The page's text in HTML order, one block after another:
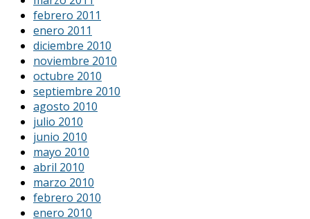
febrero 2011
enero 2011
diciembre 2010
noviembre 2010
octubre 2010
septiembre 2010
agosto 2010
julio 2010
junio 2010
mayo 2010
abril 2010
marzo 2010
febrero 2010
enero 2010